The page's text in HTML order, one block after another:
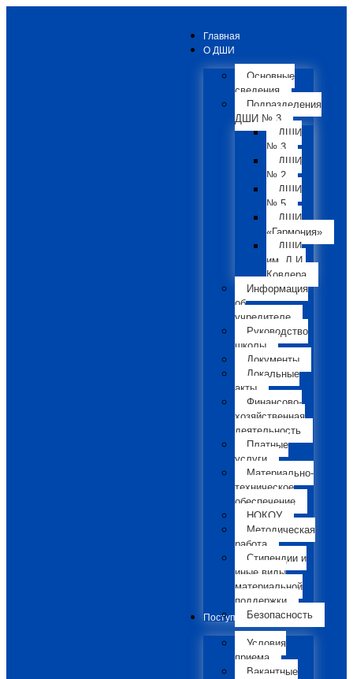
Главная
О ДШИ
Основные
сведения
Подразделения
ДШИ № 3
ДШИ
№ 3
ДШИ
№ 2
ДШИ
№ 5
ДШИ
«Гармония»
ДШИ
им. Л.И.
Ковлера
Информация
об
учредителе
Руководство
школы
Документы
Локальные
акты
Финансово-
хозяйственная
деятельность
Платные
услуги
Материально-
техническое
обеспечение
НОКОУ
Методическая
работа
Стипендии и
иные виды
материальной
поддержки
Безопасность
Поступающим
Условия
приема
Вакантные